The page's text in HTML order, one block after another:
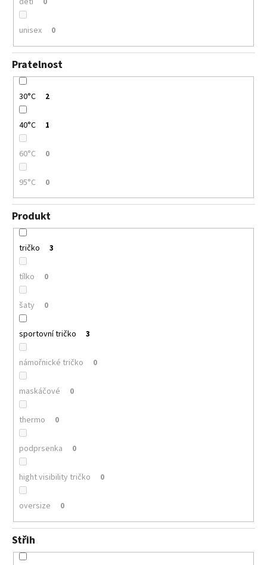
unisex 0
Pratelnost
30°C 2
40°C 1
60°C 0
95°C 0
Produkt
tričko 3
tílko 0
šaty 0
sportovní tričko 3
námořnické tričko 0
maskáčové 0
thermo 0
podprsenka 0
hight visibility tričko 0
oversize 0
Střih